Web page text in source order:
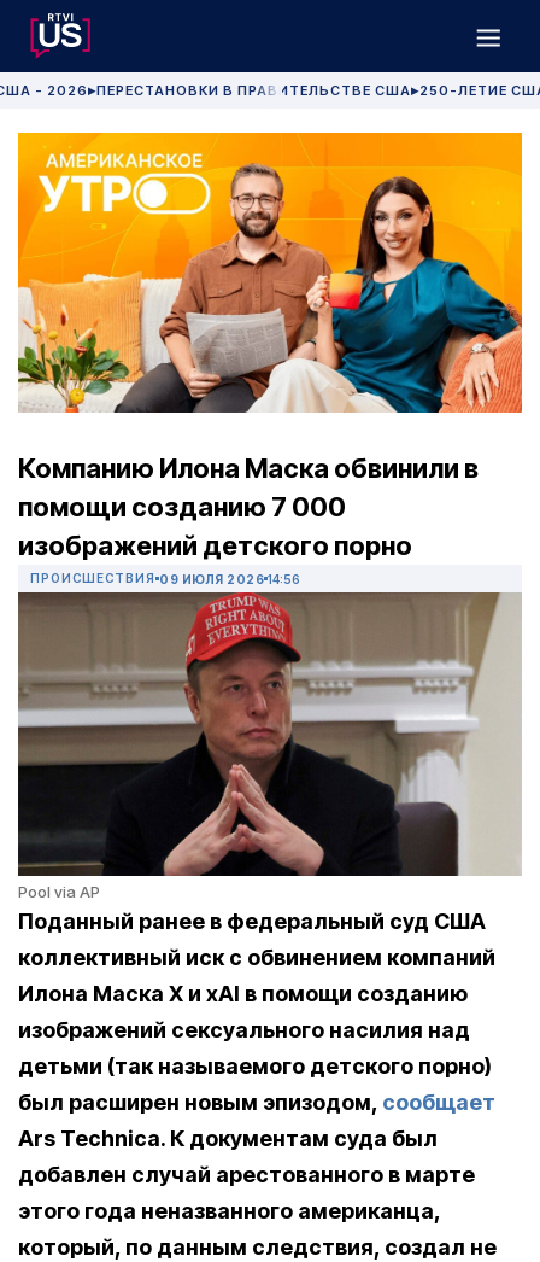
- 2026 ▶ПЕРЕСТАНОВКИ В ПРАВИТЕЛЬСТВЕ США▶250-ЛЕТИЕ
Компанию Илона Маска обвинили в
помощи созданию 7 000
изображений детского порно
ПРОИСШЕСТВИЯ 09 ИЮЛЯ 2026 14:56
Pool via AP
Поданный ранее в федеральный суд США
коллективный иск с обвинением компаний
Илона Маска X и xAI в помощи созданию
изображений сексуального насилия над
детьми (так называемого детского порно)
был расширен новым эпизодом, сообщает
Ars Technica. К документам суда был
добавлен случай арестованного в марте
этого года неназванного американца,
который, по данным следствия, создал не